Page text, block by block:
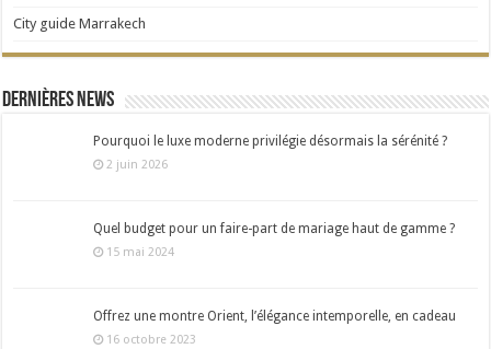
City guide Marrakech
Dernières news
Pourquoi le luxe moderne privilégie désormais la sérénité ?
2 juin 2026
Quel budget pour un faire-part de mariage haut de gamme ?
15 mai 2024
Offrez une montre Orient, l’élégance intemporelle, en cadeau
16 octobre 2023